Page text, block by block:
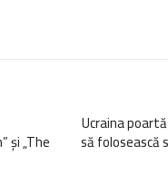
și „The
Ucraina
să